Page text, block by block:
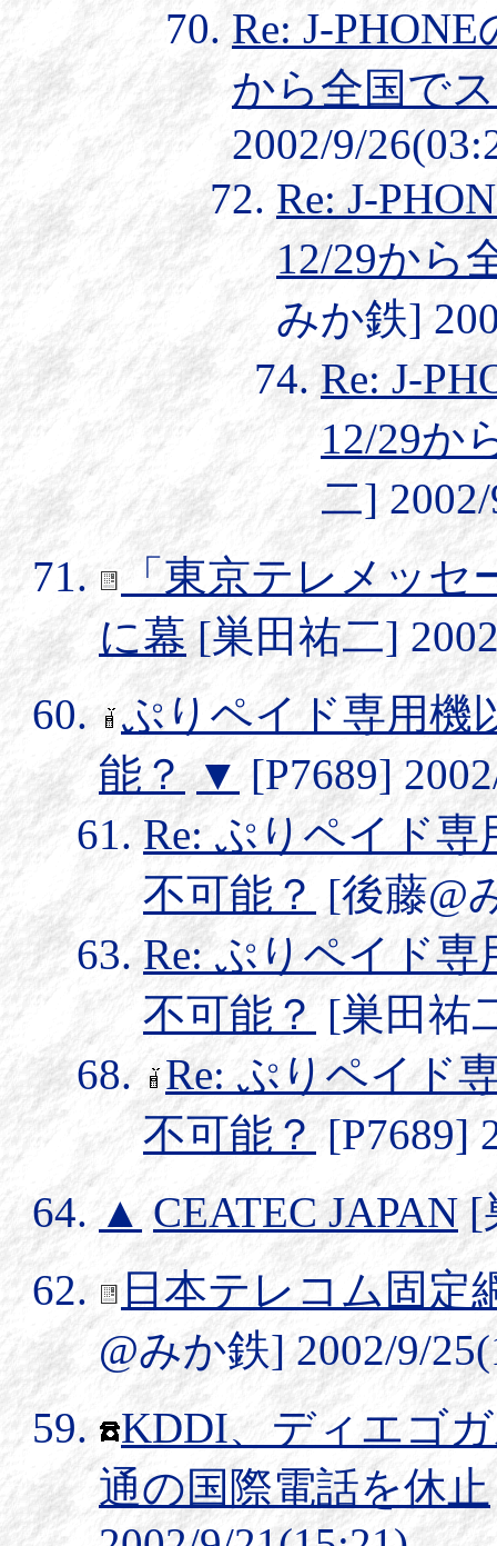
Re: J-
から全国で
2002/9/
Re: J-
12/29から
みか鉄]
Re: J-
12/29か
二]
「東京テレメッ
に幕[巣田祐二]
ぷりペイド専用機
能？ ▼ [P7689]
Re: ぷりペイド
不可能？ [後藤@
Re: ぷりペイド
不可能？ [巣田祐
Re: ぷりペイド
不可能？ [P7689]
▲ CEATEC JAPAN[
日本テレコム固定
@みか鉄] 2002/9/
KDDI、ディエゴ
通の国際電話を休止